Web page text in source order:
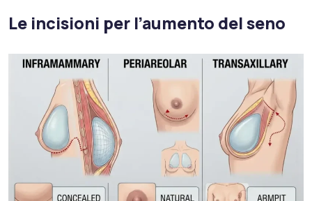
Le incisioni per l’aumento del seno